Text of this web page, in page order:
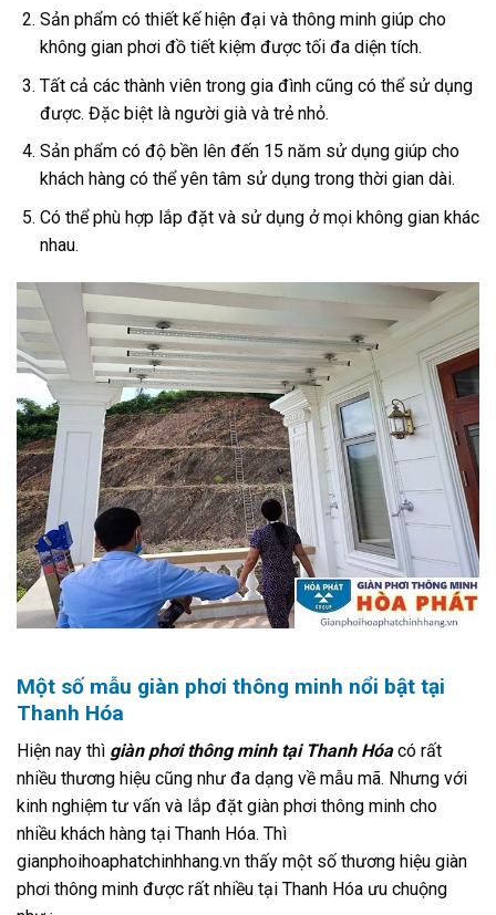
Sản phẩm có thiết kế hiện đại và thông minh giúp cho
không gian phơi đồ tiết kiệm được tối đa diện tích.
Tất cả các thành viên trong gia đình cũng có thể sử dụng
được. Đặc biệt là người già và trẻ nhỏ.
Sản phẩm có độ bền lên đến 15 năm sử dụng giúp cho
khách hàng có thể yên tâm sử dụng trong thời gian dài.
Có thể phù hợp lắp đặt và sử dụng ở mọi không gian khác
nhau.
Một số mẫu giàn phơi thông minh nổi bật tại
Thanh Hóa
Hiện nay thì giàn phơi thông minh tại Thanh Hóacó rất
nhiều thương hiệu cũng như đa dạng về mẫu mã. Nhưng với
kinh nghiệm tư vấn và lắp đặt giàn phơi thông minh cho
nhiều khách hàng tại Thanh Hóa. Thì
gianphoihoaphatchinhhang.vn thấy một số thương hiệu giàn
phơi thông minh được rất nhiều tại Thanh Hóa ưu chuộng